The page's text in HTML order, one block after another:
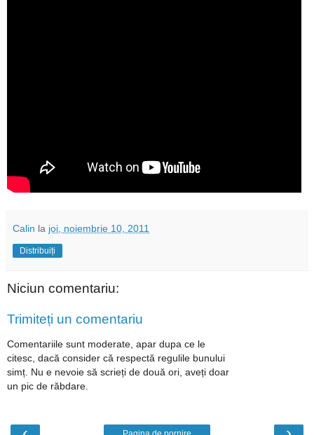
Calin la joi, noiembrie 10, 2011
Distribuiți
Niciun comentariu:
Trimiteți un comentariu
Comentariile sunt moderate, apar dupa ce le
citesc, dacă consider că respectă regulile bunului
simț. Nu e nevoie să scrieți de două ori, aveți doar
un pic de răbdare.